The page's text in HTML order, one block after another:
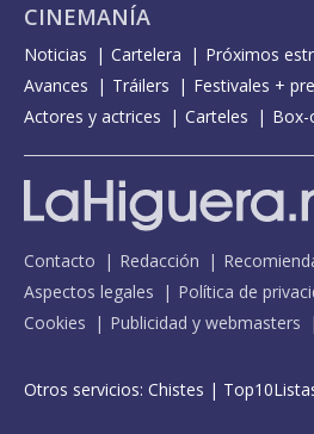
CINEMANÍA
Noticias Cartelera Próximos
Avances
Tráilers
Festivales +
Actores y actrices
Carteles
Contacto Redacción
Aspectos legales
Política de
Cookies
Publicidad y webmasters
Otros servicios: Chistes |